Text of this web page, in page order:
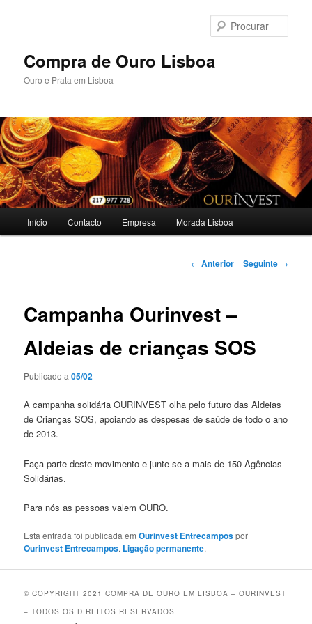
primárioCompra de Ouro Lisboa
Ouro e Prata em Lisboa
principal
Início Contacto Empresa Morada Lisboa
Navegação
← Anterior Seguinte →
Campanha Ourinvest –
Aldeias de crianças SOS
Publicado a05/02
A campanha solidária OURINVEST olha pelo futuro das Aldeias
de Crianças SOS, apoiando as despesas de saúde de todo o ano
de 2013.
Faça parte deste movimento e junte-se a mais de 150 Agências
Solidárias.
Para nós as pessoas valem OURO.
Esta entrada foi publicada emOurinvest Entrecampospor
Ourinvest Entrecampos. Ligação permanente.
© COPYRIGHT 2021 COMPRA DE OURO EM LISBOA – OURINVEST
– TODOS OS DIREITOS RESERVADOS